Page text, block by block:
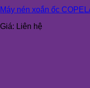
Máy nén xoắn ốc
Giá: Liên hệ